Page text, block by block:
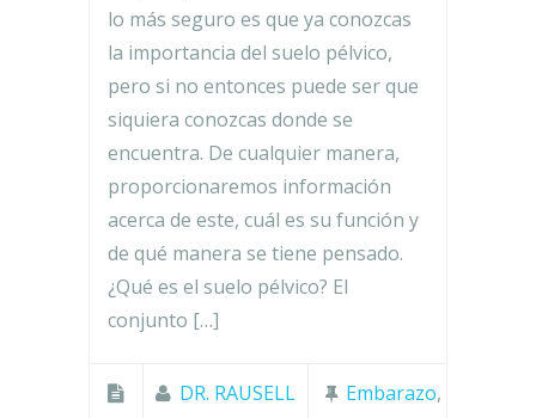
lo más seguro es que ya conozcas
la importancia del suelo pélvico,
pero si no entonces puede ser que
siquiera conozcas donde se
encuentra. De cualquier manera,
proporcionaremos información
acerca de este, cuál es su función y
de qué manera se tiene pensado.
¿Qué es el suelo pélvico? El
conjunto […]
DR. RAUSELL Embarazo,